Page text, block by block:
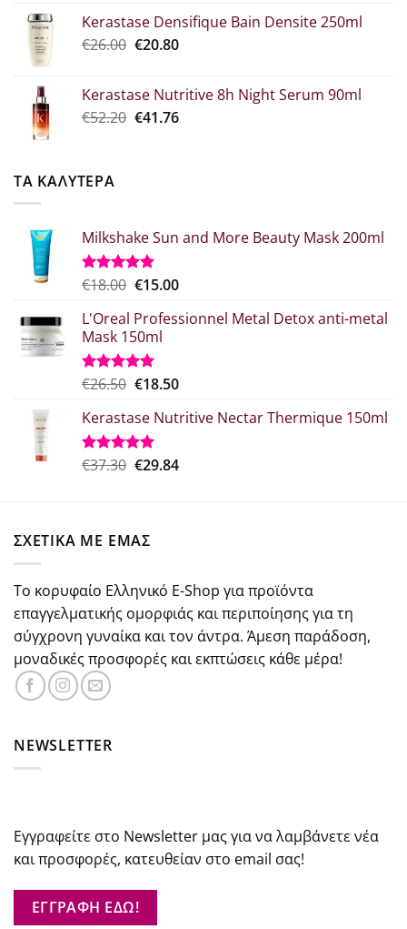
was:
€52.30.
τιμή
είναι:
Kerastase Densifique Bain Densite 250ml
€26.00 Original
€26.00.
€20.80Η
είναι:
€20.80.
Kerastase Nutritive 8h Night Serum 90ml
€52.20 Original
€41.76Η
ΤΑ ΚΑΛΥΤΕΡΑ
Milkshake Sun and More Beauty Mask 200ml
Βαθμολογήθηκε
από 5
€18.00 Original
was:
€18.00.
€15.00Η
τιμή
L'Oreal Professionnel Metal Detox anti-metal
Mask 150ml
Βαθμολογήθηκε
από 5
€26.50 Original
was:
€26.50.
€18.50Η
τιμή
€18.50.
Kerastase Nutritive Nectar Thermique 150ml
Βαθμολογήθηκε
€37.30 Original
€29.84Η
ΣΧΕΤΙΚΑ ΜΕ ΕΜΑΣ
Το κορυφαίο Ελληνικό E-Shop για προϊόντα
επαγγελματικής ομορφιάς και περιποίησης για τη
σύγχρονη γυναίκα και τον άντρα. Άμεση παράδοση,
μοναδικές προσφορές και εκπτώσεις κάθε μέρα!
NEWSLETTER
Εγγραφείτε στο Newsletter μας για να λαμβάνετε νέα
και προσφορές, κατευθείαν στο email σας!
ΕΓΓΡΑΦΗ ΕΔΩ!